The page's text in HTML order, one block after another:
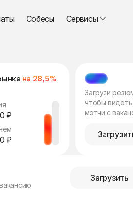
Собесы Сервисы
на 28,5%
₽
₽
МЭТЧ
Загрузи
чтобы видеть
мэтчи с
Загрузить